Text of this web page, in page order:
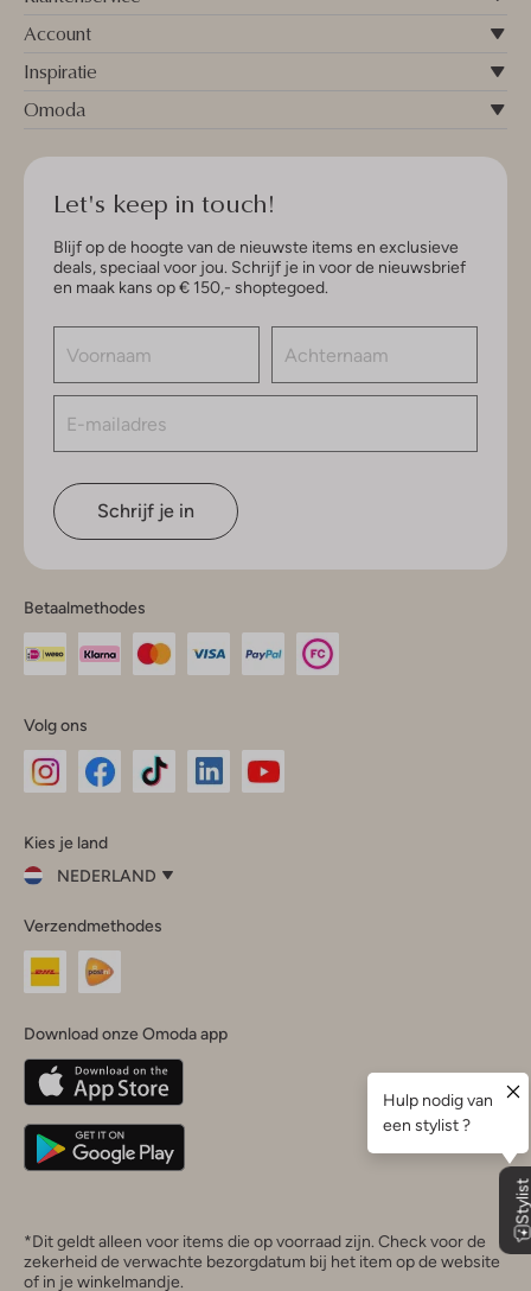
Account
Inspiratie
Omoda
Let's keep in touch!
Blijf op de hoogte van de nieuwste items en exclusieve
deals, speciaal voor jou. Schrijf je in voor de nieuwsbrief
en maak kans op € 150,- shoptegoed.
Schrijf je in
Betaalmethodes
Volg ons
InstagramFacebook
Kies je land
NEDERLAND
je
land
Nederland
Belgique(Français)
Deutschland
Verzendmethodes
Download onze Omoda app
*Dit geldt alleen voor items die op voorraad zijn. Check voor de
zekerheid de verwachte bezorgdatum bij het item op de website
of in je winkelmandje.